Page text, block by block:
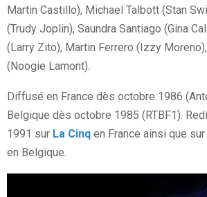
Martin Castillo), Michael Talbott (Stan
(Trudy Joplin), Saundra Santiago (Gina
(Larry Zito), Martin Ferrero (Izzy
(Noogie Lamont).
Diffusé en France dès octobre 1986
Belgique dès octobre 1985 (RTBF1).
1991 sur La Cinq en France ainsi que
en Belgique.